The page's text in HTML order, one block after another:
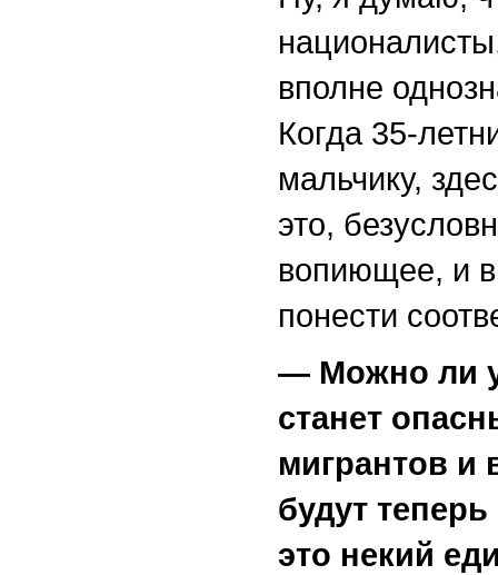
вполне
Когда 35-
мальчику,
это,
вопиющее, и
понести
— Можно ли
станет
мигрантов
будут
это некий